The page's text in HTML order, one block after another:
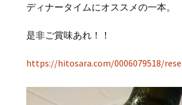
ディナータイムにオススメの一本。
是非ご賞味あれ！！
https://hitosara.com/0006079518/